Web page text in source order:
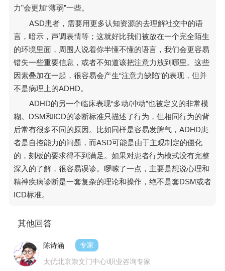
力”会更加“薄弱”一些。
ASD患者，需要用更多认知资源的去理解社交中的语
言，暗示，声调表情等；这就好比我们被放在一个完全陌生
的环境里面，周围人说着你半懂不懂的语言，我们会更容易
错失一些重要信息，或者不知道该把注意力放到哪里。这些
因素叠加在一起，很容易会产生“注意力缺陷”的表现，但并
不是病理上的ADHD。
ADHD的另一个临床表现“多动/冲动”也被定义的非常模
糊。DSM和ICD的诊断标准只描述了行为，但相同行为的背
后常有很多不同的原因。比如同样是容易发脾气，ADHD患
者是自控能力的问题，而ASD可能是由于主观制定的僵化
的，刻板的要求得不到满足。如果对患者行为模式没有完整
深入的了解，很容易误诊。啰嗦了一点，主要是想说心理和
精神疾病诊断是一套复杂的理论和操作，绝不是套DSM或者
ICD标准。
其他回答
陈诗涵
专家
太优北京崇文门中心\职业咨询专家